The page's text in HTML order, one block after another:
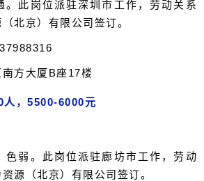
。此岗位派驻深圳市工作，劳动关系
北京）有限公司签订。
方大厦B座17楼
，5500-6000元
色弱。此岗位派驻廊坊市工作，劳动
源（北京）有限公司签订。